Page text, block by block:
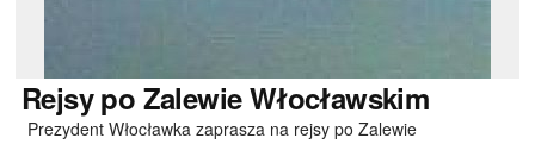
Rejsypo Zalewie Włocławskim
Prezydent Włocławka zaprasza na rejsy po Zalewie